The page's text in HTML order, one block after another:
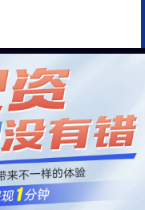
配资行业